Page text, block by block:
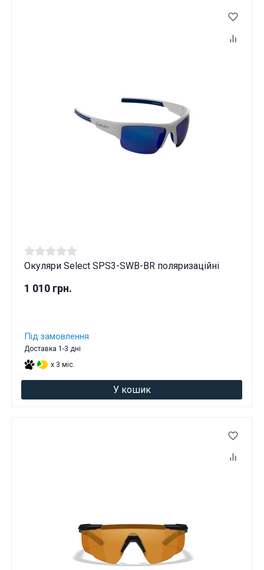
Окуляри Select SPS3-SWB-BR поляризаційні
1 010 грн.
Під замовлення
Доставка 1-3 дні
x 3 міс.
У кошик